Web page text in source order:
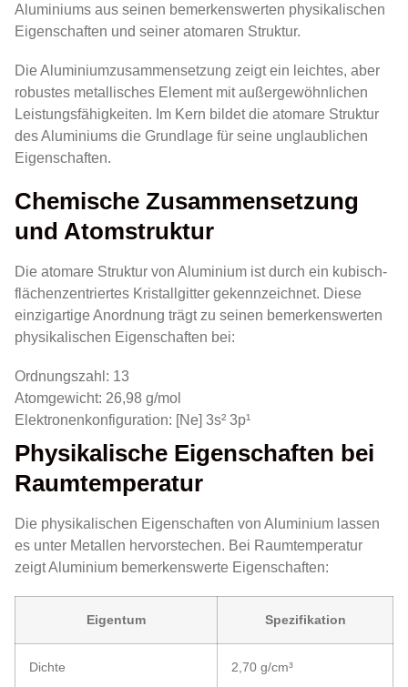
Aluminiums aus seinen bemerkenswerten physikalischen
Eigenschaften und seiner atomaren Struktur.
Die Aluminiumzusammensetzung zeigt ein leichtes, aber
robustes metallisches Element mit außergewöhnlichen
Leistungsfähigkeiten. Im Kern bildet die atomare Struktur
des Aluminiums die Grundlage für seine unglaublichen
Eigenschaften.
Chemische Zusammensetzung
und Atomstruktur
Die atomare Struktur von Aluminium ist durch ein kubisch-
flächenzentriertes Kristallgitter gekennzeichnet. Diese
einzigartige Anordnung trägt zu seinen bemerkenswerten
physikalischen Eigenschaften bei:
Ordnungszahl: 13
Atomgewicht: 26,98 g/mol
Elektronenkonfiguration: [Ne] 3s² 3p¹
Physikalische Eigenschaften bei
Raumtemperatur
Die physikalischen Eigenschaften von Aluminium lassen
es unter Metallen hervorstechen. Bei Raumtemperatur
zeigt Aluminium bemerkenswerte Eigenschaften:
Eigentum Spezifikation
Dichte 2,70 g/cm³